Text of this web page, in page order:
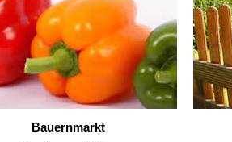
Bauernmarkt